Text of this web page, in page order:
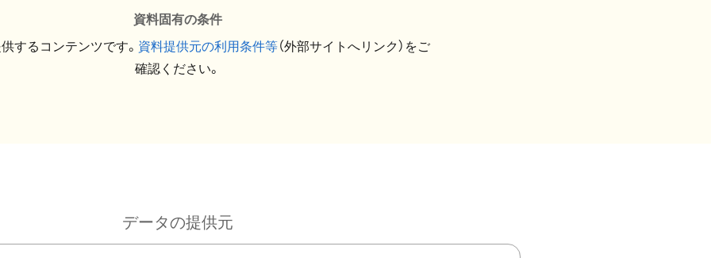
資料固有の条件
するコンテンツです。 資料提供元の利用条件等（外部サイトへリンク）をご
確認ください。
データの提供元